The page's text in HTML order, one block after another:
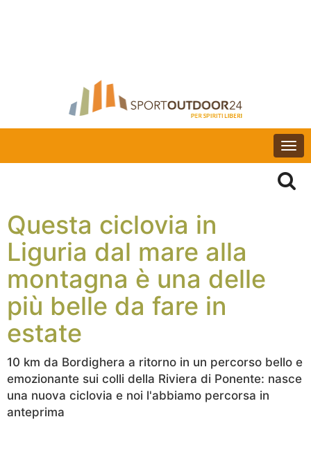
Questa ciclovia in
Liguria dal mare alla
montagna è una delle
più belle da fare in
estate
10 km da Bordighera a ritorno in un percorso bello e
emozionante sui colli della Riviera di Ponente: nasce
una nuova ciclovia e noi l'abbiamo percorsa in
anteprima